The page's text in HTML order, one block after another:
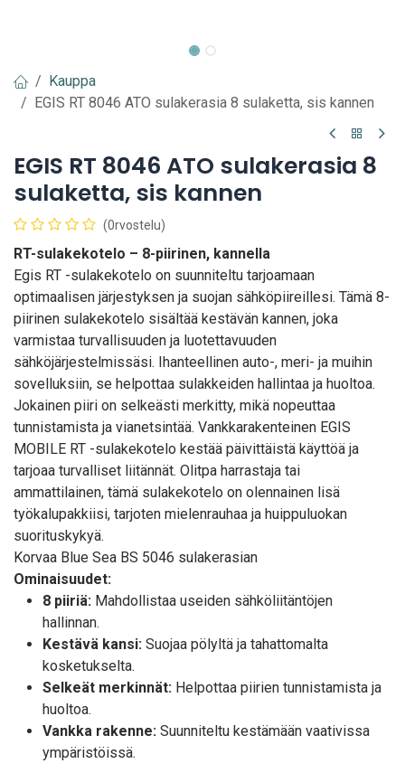
Kauppa
EGIS RT 8046 ATO sulakerasia 8 sulaketta, sis kannen
EGIS RT 8046 ATO sulakerasia 8
sulaketta, sis kannen
(0rvostelu)
RT-sulakekotelo – 8-piirinen, kannella
Egis RT -sulakekotelo on suunniteltu tarjoamaan
optimaalisen järjestyksen ja suojan sähköpiireillesi. Tämä 8-
piirinen sulakekotelo sisältää kestävän kannen, joka
varmistaa turvallisuuden ja luotettavuuden
sähköjärjestelmissäsi. Ihanteellinen auto-, meri- ja muihin
sovelluksiin, se helpottaa sulakkeiden hallintaa ja huoltoa.
Jokainen piiri on selkeästi merkitty, mikä nopeuttaa
tunnistamista ja vianetsintää. Vankkarakenteinen EGIS
MOBILE RT -sulakekotelo kestää päivittäistä käyttöä ja
tarjoaa turvalliset liitännät. Olitpa harrastaja tai
ammattilainen, tämä sulakekotelo on olennainen lisä
työkalupakkiisi, tarjoten mielenrauhaa ja huippuluokan
suorituskykyä.
Korvaa Blue Sea BS 5046 sulakerasian
Ominaisuudet:
8 piiriä: Mahdollistaa useiden sähköliitäntöjen
hallinnan.
Kestävä kansi: Suojaa pölyltä ja tahattomalta
kosketukselta.
Selkeät merkinnät: Helpottaa piirien tunnistamista ja
huoltoa.
Vankka rakenne: Suunniteltu kestämään vaativissa
ympäristöissä.